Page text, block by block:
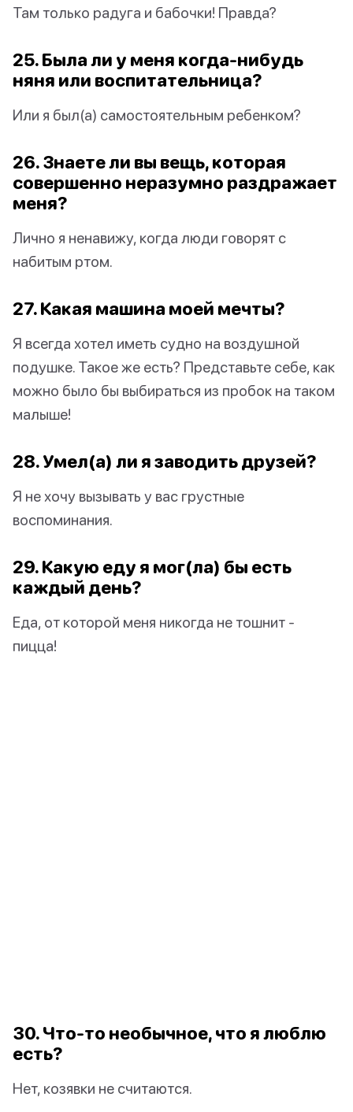
Там только радуга и бабочки! Правда?
25. Была ли у меня когда-нибудь
няня или воспитательница?
Или я был(а) самостоятельным ребенком?
26. Знаете ли вы вещь, которая
совершенно неразумно раздражает
меня?
Лично я ненавижу, когда люди говорят с
набитым ртом.
27. Какая машина моей мечты?
Я всегда хотел иметь судно на воздушной
подушке. Такое же есть? Представьте себе, как
можно было бы выбираться из пробок на таком
малыше!
28. Умел(а) ли я заводить друзей?
Я не хочу вызывать у вас грустные
воспоминания.
29. Какую еду я мог(ла) бы есть
каждый день?
Еда, от которой меня никогда не тошнит -
пицца!
30. Что-то необычное, что я люблю
есть?
Нет, козявки не считаются.